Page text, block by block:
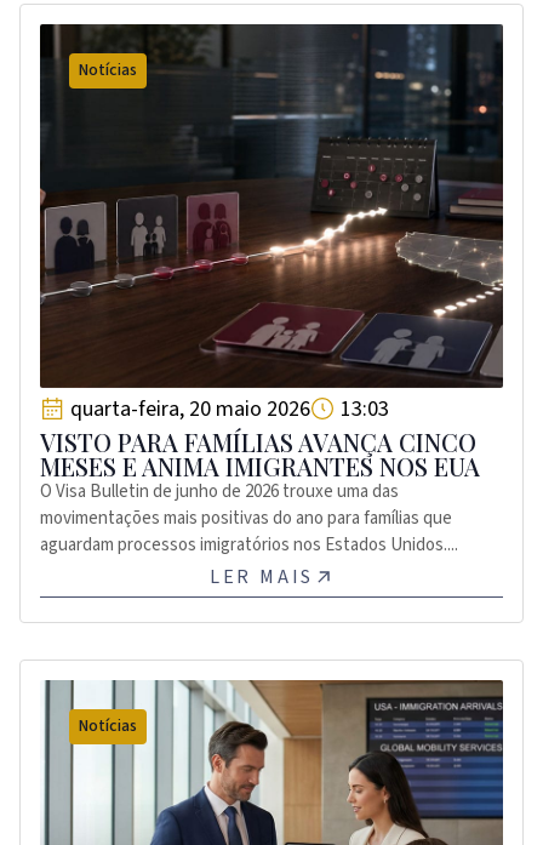
Notícias
quarta-feira, 20 maio 2026 13:03
VISTO PARA FAMÍLIAS AVANÇA CINCO
MESES E ANIMA IMIGRANTES NOS EUA
O Visa Bulletin de junho de 2026 trouxe uma das
movimentações mais positivas do ano para famílias que
aguardam processos imigratórios nos Estados Unidos....
LER MAIS
Notícias